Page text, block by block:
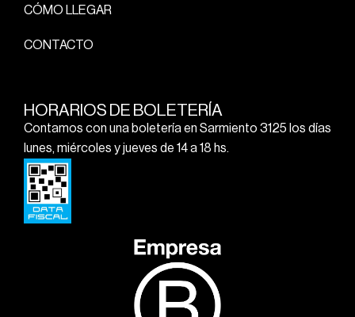
CÓMO LLEGAR
CONTACTO
HORARIOS DE BOLETERÍA
Contamos con una boletería en Sarmiento 3125 los días
lunes, miércoles y jueves de 14 a 18 hs.